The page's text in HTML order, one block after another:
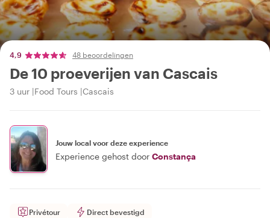
4,9 48 beoordelingen
De 10 proeverijen van Cascais
3 uur Food Tours Cascais
Jouw local voor deze experience
Experience gehost door Constança
Privétour Direct bevestigd